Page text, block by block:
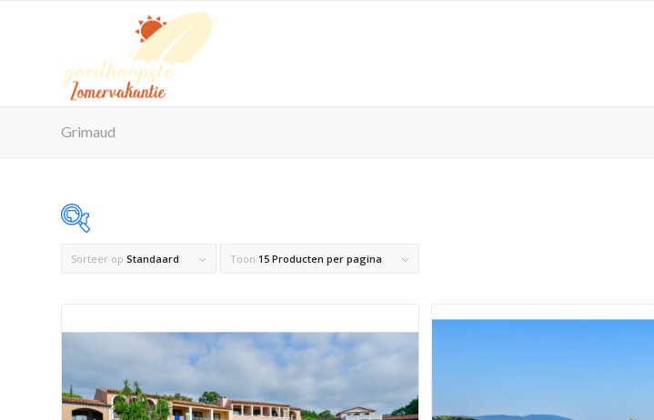
Grimaud
Op voorraad
Product Reisorganisatie
Product Zwembad
Sorteer op Standaard Toon 15 Producten per pagina